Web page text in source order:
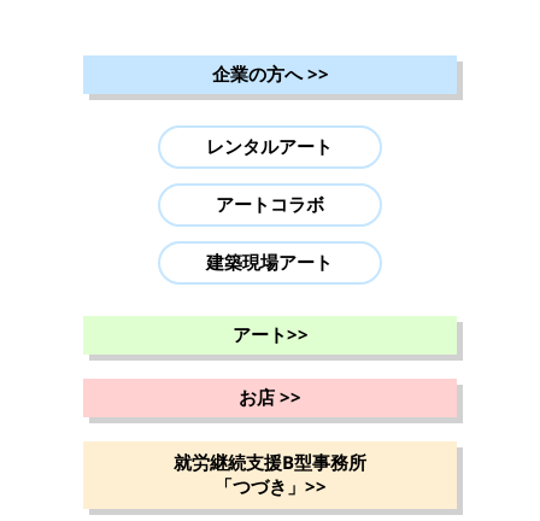
企業の方へ>>
レンタルアート
アートコラボ
建築現場アート
アート>>
お店>>
就労継続支援B型事務所
「つづき」 >>